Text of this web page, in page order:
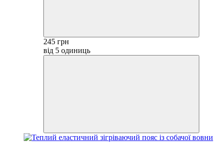
245 грн
від 5 одиниць